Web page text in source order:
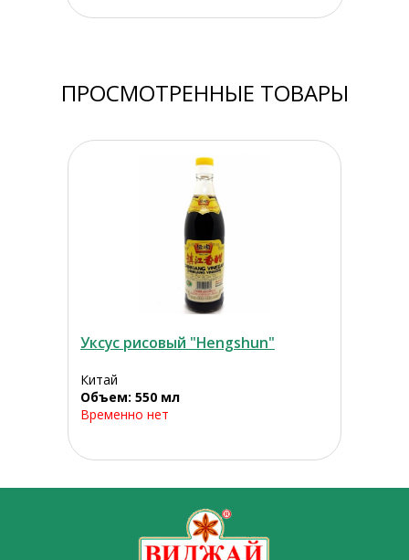
ПРОСМОТРЕННЫЕ ТОВАРЫ
Уксус рисовый "Hengshun"
Китай
Объем: 550 мл
Временно нет